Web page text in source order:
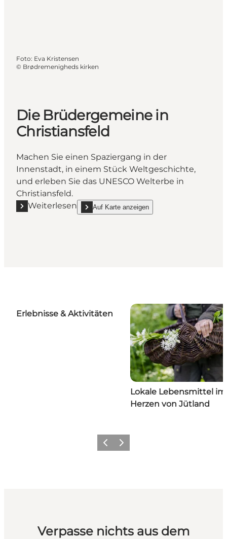
Foto: Eva Kristensen
© Brødremenigheds kirken
Die Brüdergemeine in
Christiansfeld
Machen Sie einen Spaziergang in der
Innenstadt, in einem Stück Weltgeschichte,
und erleben Sie das UNESCO Welterbe in
Christiansfeld.
Weiterlesen
Mehr erfahren "Die Brüdergemeine in
Auf Karte anzeigen
show Die Brüdergemeine in Christiansfeld
Erlebnisse & Aktivitäten
Lokale Lebensmittel im
Herzen von Jütland
Vorherige Folie
Nächste Folie
Verpasse nichts aus dem